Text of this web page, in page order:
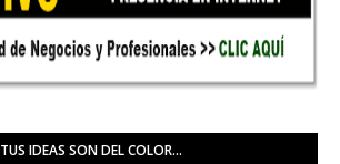
TUS IDEAS SON DEL COLOR...